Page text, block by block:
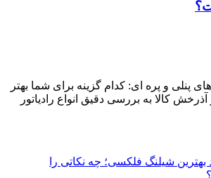
های پنلی و پره‌ ای: کدام گزینه برای شما بهتر
کالا به بررسی دقیق انواع رادیاتور